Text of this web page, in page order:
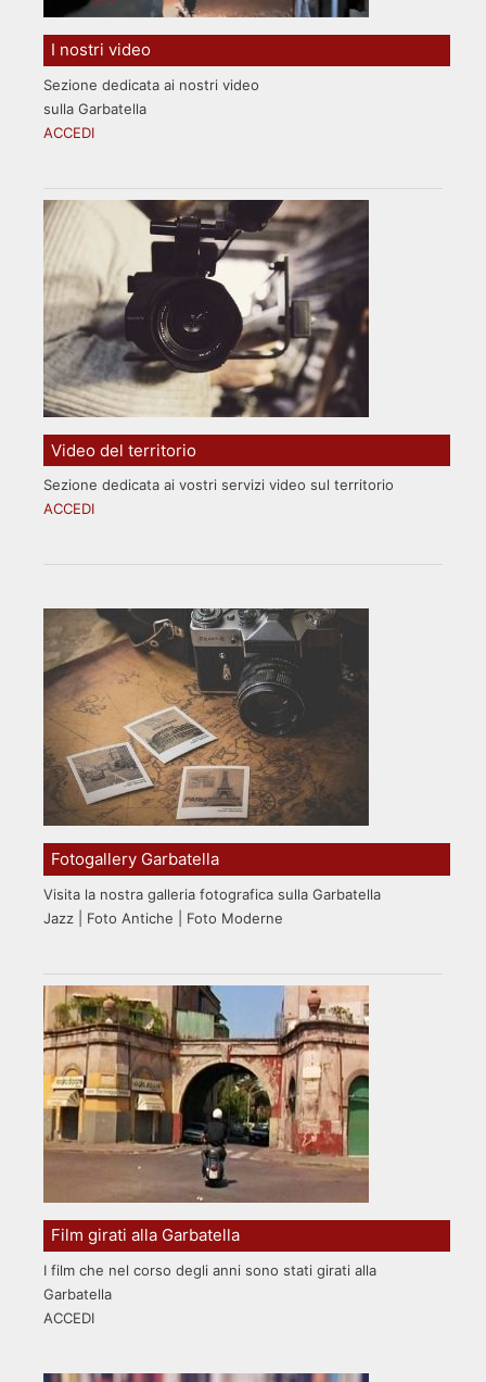
I nostri video
Sezione dedicata ai nostri video
sulla Garbatella
ACCEDI
Video del territorio
Sezione dedicata ai vostri servizi video sul territorio
ACCEDI
Fotogallery Garbatella
Visita la nostra galleria fotografica sulla Garbatella
Jazz | Foto Antiche | Foto Moderne
Film girati alla Garbatella
I film che nel corso degli anni sono stati girati alla
Garbatella
ACCEDI